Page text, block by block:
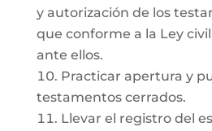
y autorización de los
que conforme a la Ley
ante ellos.
Practicar apertura y
testamentos cerrados.
Llevar el registro del